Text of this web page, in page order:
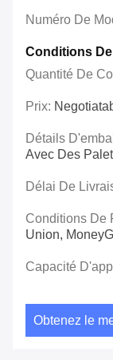
Numéro De
Conditions
Quantité De
Prix:
Détails
Avec Des
Délai De
Conditions De
Union,
Capacité
Obtenez le